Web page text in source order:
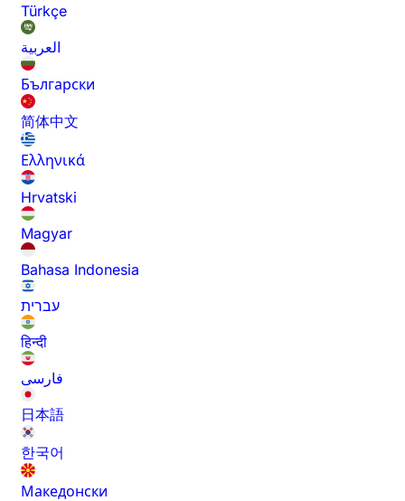
Türkçe
العربية
Български
简体中文
Ελληνικά
Hrvatski
Magyar
Bahasa Indonesia
עברית
हिन्दी
فارسی
日本語
한국어
Македонски